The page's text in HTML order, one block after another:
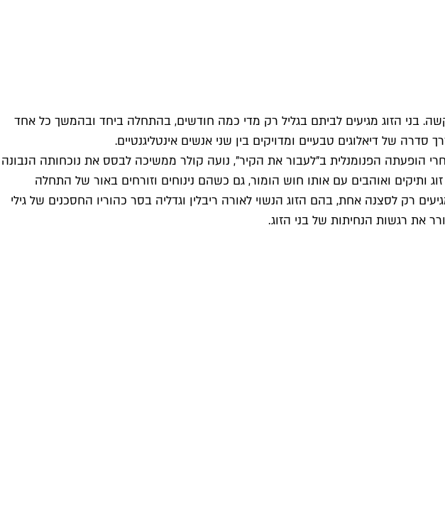
הזוג מגיעים לביתם בגליל רק מדי כמה חודשים, בהתחלה ביחד ובהמשך כל אחד
של דיאלוגים טבעיים ומדויקים בין שני אנשים אינטליגנטיים.
הופעתה הפנומנלית ב"לעבור את הקיר", נועה קולר ממשיכה לבסס את נוכחותה הנבונה
ותיקים ואוהבים עם אותו חוש הומור, גם כשהם נינוחים וזורחים באור של התחלה
רק לסצנה אחת, בהם הזוג הנשוי לאורה ריבלין וגדליה בסר כהוריו החסכנים של גילי
את רגשות הנחיתות של בני הזוג.